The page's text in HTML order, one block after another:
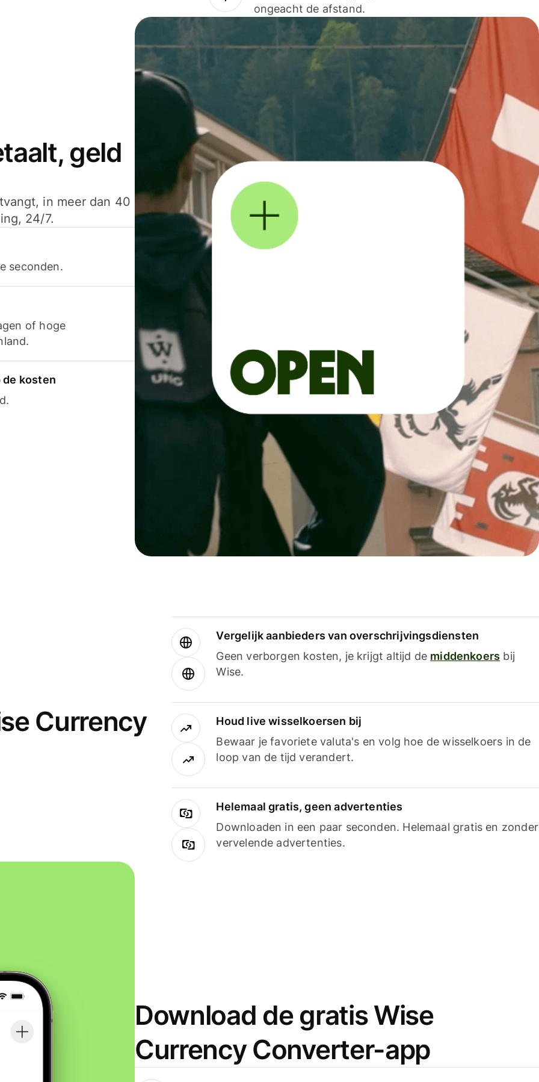
ongeacht de afstand.
geld
in meer dan 40
24/7.
seconden.
of hoge
de kosten
Currency
Vergelijk aanbieders van overschrijvingsdiensten
Geen verborgen kosten, je krijgt altijd de middenkoers bij
Wise.
Houd live wisselkoersen bij
Bewaar je favoriete valuta's en volg hoe de wisselkoers in de
loop van de tijd verandert.
Helemaal gratis, geen advertenties
Downloaden in een paar seconden. Helemaal gratis en zonder
vervelende advertenties.
Download de gratis Wise
Currency Converter-app